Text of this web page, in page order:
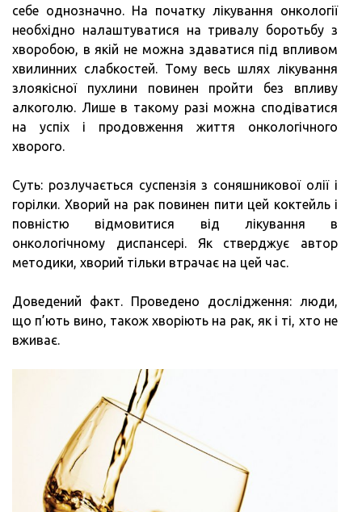
себе однозначно. На початку лікування онкології
необхідно налаштуватися на тривалу боротьбу з
хворобою, в якій не можна здаватися під впливом
хвилинних слабкостей. Тому весь шлях лікування
злоякісної пухлини повинен пройти без впливу
алкоголю. Лише в такому разі можна сподіватися
на успіх і продовження життя онкологічного
хворого.
Суть: розлучається суспензія з соняшникової олії і
горілки. Хворий на рак повинен пити цей коктейль і
повністю відмовитися від лікування в
онкологічному диспансері. Як стверджує автор
методики, хворий тільки втрачає на цей час.
Доведений факт. Проведено дослідження: люди,
що п’ють вино, також хворіють на рак, як і ті, хто не
вживає.